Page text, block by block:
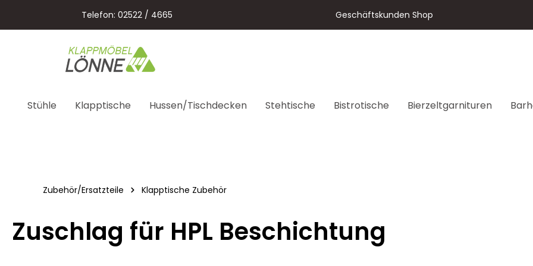
Zur Hauptnavigation springen
Telefon: 02522 / 4665 Geschäftskunden Shop
Stühle Klapptische Hussen/Tischdecken Stehtische Bistrotische Bierzeltgarnituren
Zubehör/Ersatzteile Klapptische Zubehör
Zuschlag für HPL Beschichtung